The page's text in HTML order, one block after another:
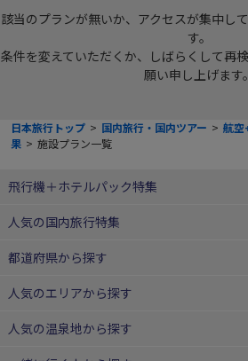
該当のプランが無いか、アクセスが集中し
す。
条件を変えていただくか、しばらくして再
願い申し上げます。
日本旅行トップ > 国内旅行・国内ツアー > 航空
果 > 施設プラン一覧
飛行機＋ホテルパック特集
赤い風船ダイナミックパッケージ
ＪＡ
人気の国内旅行特集
東京ディズニーリゾート®への旅
ユニ
都道府県から探す
北海道旅行・ツアー
人気のエリアから探す
人気の温泉地から探す